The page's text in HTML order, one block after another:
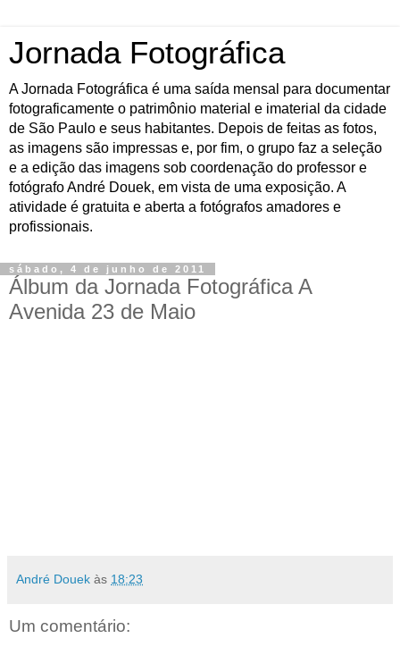
Jornada Fotográfica
A Jornada Fotográfica é uma saída mensal para documentar
fotograficamente o patrimônio material e imaterial da cidade
de São Paulo e seus habitantes. Depois de feitas as fotos,
as imagens são impressas e, por fim, o grupo faz a seleção
e a edição das imagens sob coordenação do professor e
fotógrafo André Douek, em vista de uma exposição. A
atividade é gratuita e aberta a fotógrafos amadores e
profissionais.
sábado, 4 de junho de 2011
Álbum da Jornada Fotográfica A
Avenida 23 de Maio
André Douek às 18:23
Um comentário: